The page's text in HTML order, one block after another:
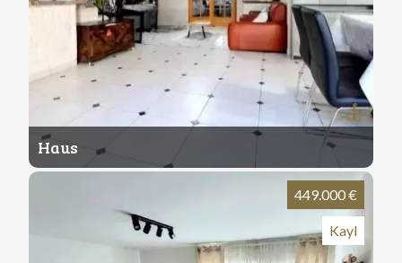
Haus
449.000 €
Kayl